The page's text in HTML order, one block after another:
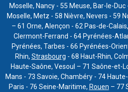
Moselle, Nancy - 55 Meuse, Bar-le-
Moselle, Metz - 58 Nièvre, Nevers - 59
– 61 Orne, Alençon - 62 Pas-de-
Clermont-Ferrand - 64 Pyrénées-
Pyrénées, Tarbes - 66 Pyrénées-
Rhin, Strasbourg - 68 Haut-Rhin,
Haute-Saône, Vesoul – 71 Saône-et-
Mans - 73 Savoie, Chambéry - 74
Paris - 76 Seine-Maritime, Rouen – 77